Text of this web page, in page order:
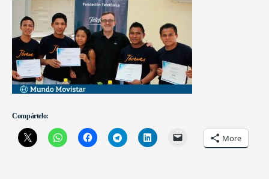
Compártelo:
More